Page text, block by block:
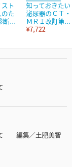
ト
た
断...
知っておきたい
泌尿器のＣＴ・
ＭＲＩ改訂第...
¥7,722
て 編集／土肥美智